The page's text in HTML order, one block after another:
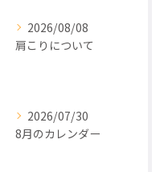
2026/08/08
肩こりについて
2026/07/30
8月のカレンダー